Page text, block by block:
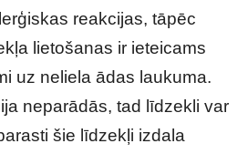
reakcijas, tāpēc
lietošanas ir ieteicams
uz neliela ādas laukuma.
neparādās, tad līdzekli var
šie līdzekļi izdala